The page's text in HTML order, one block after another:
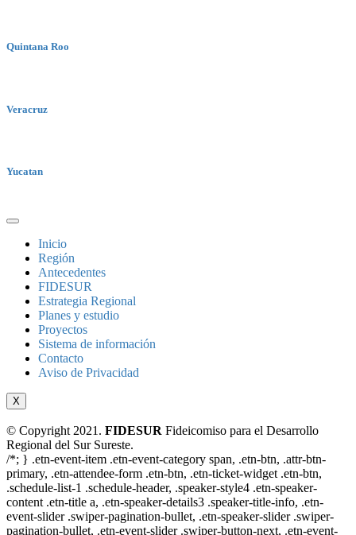
Quintana Roo
Veracruz
Yucatan
Inicio
Región
Antecedentes
FIDESUR
Estrategia Regional
Planes y estudio
Proyectos
Sistema de información
Contacto
Aviso de Privacidad
X
© Copyright 2021. FIDESUR Fideicomiso para el Desarrollo
Regional del Sur Sureste.
/*; } .etn-event-item .etn-event-category span, .etn-btn, .attr-btn-
primary, .etn-attendee-form .etn-btn, .etn-ticket-widget .etn-btn,
.schedule-list-1 .schedule-header, .speaker-style4 .etn-speaker-
content .etn-title a, .etn-speaker-details3 .speaker-title-info, .etn-
event-slider .swiper-pagination-bullet, .etn-speaker-slider .swiper-
pagination-bullet, .etn-event-slider .swiper-button-next, .etn-event-